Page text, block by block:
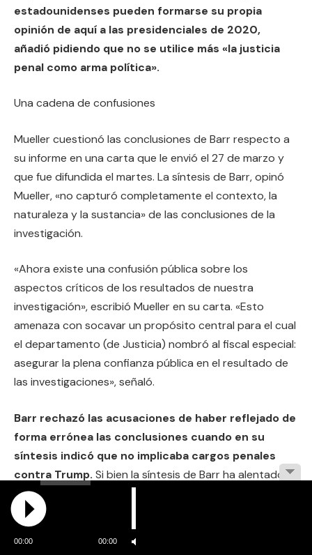
estadounidenses pueden formarse su propia
opinión de aquí a las presidenciales de 2020,
añadió pidiendo que no se utilice más «la justicia
penal como arma política».
Una cadena de confusiones
Mueller cuestionó las conclusiones de Barr respecto a
su informe en una carta que le envió el 27 de marzo y
que fue difundida el martes. La síntesis de Barr, opinó
Mueller, «no capturó completamente el contexto, la
naturaleza y la sustancia» de las conclusiones de la
investigación.
«Ahora existe una confusión pública sobre los
aspectos críticos de los resultados de nuestra
investigación», escribió Mueller en su carta. «Esto
amenaza con socavar un propósito central para el cual
el departamento (de Justicia) nombró al fiscal especial:
asegurar la plena confianza pública en el resultado de
las investigaciones», señaló.
Barr rechazó las acusaciones de haber reflejado de
forma errónea las conclusiones cuando en su
síntesis indicó que no implicaba cargos penales
contra Trump. Si bien la síntesis de Barr ha alentado a
la Casa Blanca a declarar exonerado a Trump, muchos
demócratas afirman lo contrario, y debaten la
posibilidad de avanzar con el juicio político al
presidente por obstrucción de la justicia basándose en
00:00 00:00